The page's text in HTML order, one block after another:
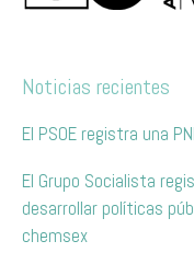
Noticias recientes
El PSOE registra una
El Grupo Socialista
desarrollar políticas
chemsex